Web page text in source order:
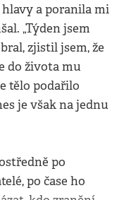
hlavy a poranila mi
„Týden jsem
zjistil jsem, že
do života mu
tělo podařilo
je však na jednu
po
po čase ho